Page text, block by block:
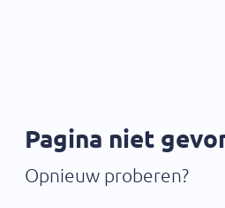
Pagina niet
Opnieuw proberen?